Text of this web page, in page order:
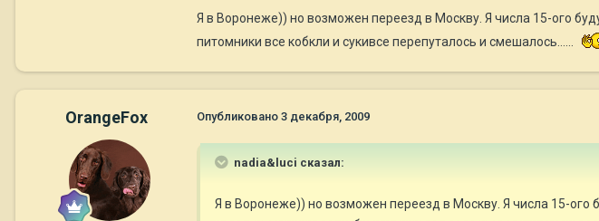
Я в Воронеже)) но возможен переезд в Москву. Я числа 15-ого
питомники все кобкли и сукивсе перепуталось и смешалось......
OrangeFox Опубликовано 3 декабря, 2009
nadia&luci сказал:
Я в Воронеже)) но возможен переезд в Москву. Я числа 15-ого